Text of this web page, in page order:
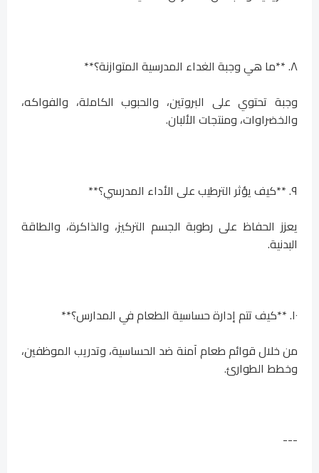
٨. **ما هي وجبة الغداء المدرسية المتوازنة؟**
وجبة تحتوي على البروتين، والحبوب الكاملة، والفواكه،
والخضراوات، ومنتجات الألبان.
٩. **كيف يؤثر الترطيب على الأداء المدرسي؟**
يعزز الحفاظ على رطوبة الجسم التركيز، والذاكرة، والطاقة
البدنية.
١٠. **كيف تتم إدارة حساسية الطعام في المدارس؟**
من خلال قوائم طعام آمنة ضد الحساسية، وتدريب الموظفين،
وخطط الطوارئ.
---